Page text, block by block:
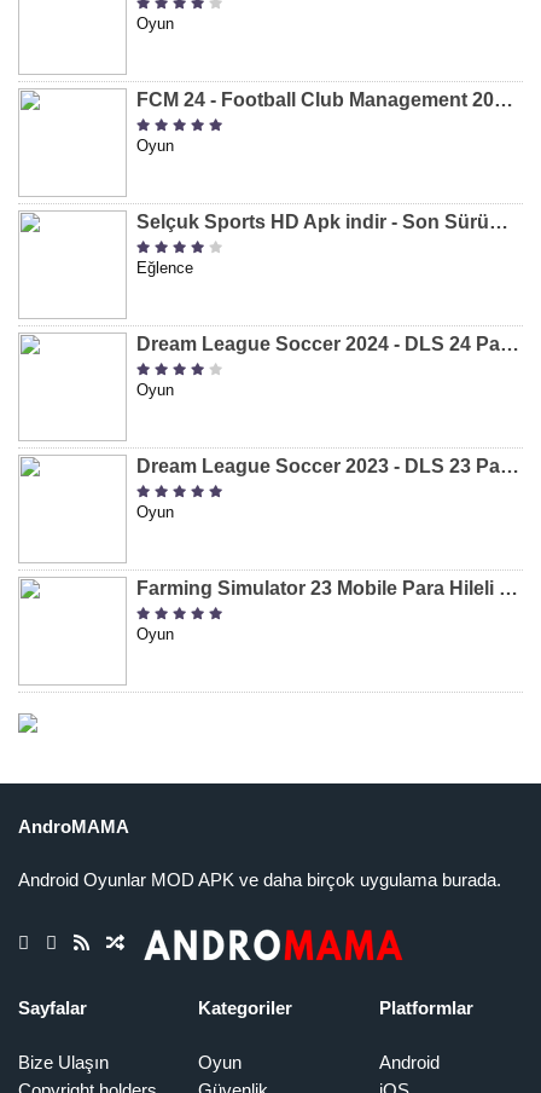
Oyun
FCM 24 - Football Club Management 2024 Para Hileli MOD APK indir [v1.0.4]
Oyun
Selçuk Sports HD Apk indir - Son Sürüm 2024 [2.0.1.9]
Eğlence
Dream League Soccer 2024 - DLS 24 Para Hileli MOD APK indir [v11.050]
Oyun
Dream League Soccer 2023 - DLS 23 Para Hileli MOD APK [v11.020]
Oyun
Farming Simulator 23 Mobile Para Hileli MOD APK indir [v0.0.0.8]
Oyun
AndroMAMA
Android Oyunlar MOD APK ve daha birçok uygulama burada.
Sayfalar
Bize Ulaşın
Kategoriler
Oyun
Platformlar
Android